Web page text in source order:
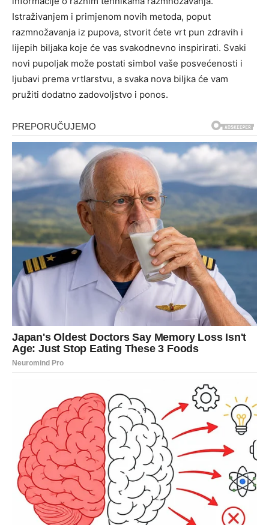
Istraživanjem i primjenom novih metoda, poput
razmnožavanja iz pupova, stvorit ćete vrt pun zdravih i
lijepih biljaka koje će vas svakodnevno inspirirati. Svaki
novi pupoljak može postati simbol vaše posvećenosti i
ljubavi prema vrtlarstvu, a svaka nova biljka će vam
pružiti dodatno zadovoljstvo i ponos.